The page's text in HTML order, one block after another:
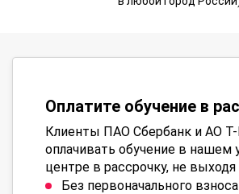
Оплатите обучение в
Клиенты ПАО Сбербанк и АО Т-
оплачивать обучение в нашем
центре в рассрочку, не
Без первоначального взноса